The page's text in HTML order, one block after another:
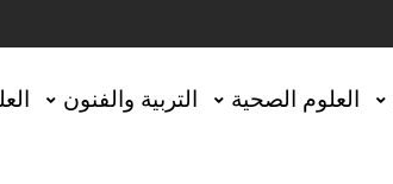
العلوم الصحية التربية والفنون